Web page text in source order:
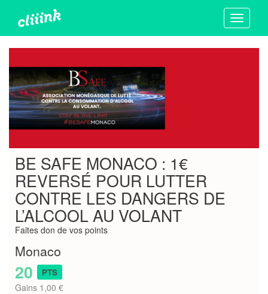
Toggle
BE SAFE MONACO : 1€
REVERSÉ POUR LUTTER
CONTRE LES DANGERS DE
L’ALCOOL AU VOLANT
Faites don de vos points
Monaco
20 PTS
Gains 1,00 €